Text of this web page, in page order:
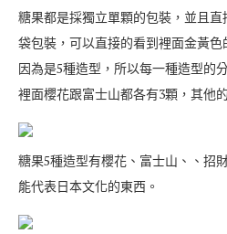
糖果都是採獨立單顆的包裝，並且
袋包裝，可以直接的看到裡面金黃色
因為是5種造型，所以每一種造型的
裡面櫻花跟富士山都各有3顆，其他
糖果5種造型有櫻花、富士山、、招
能代表日本文化的東西。